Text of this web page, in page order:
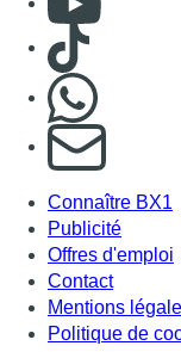
Consulter
Connaître BX1
Publicité
Offres d'emploi
Contact
Mentions
Politique de